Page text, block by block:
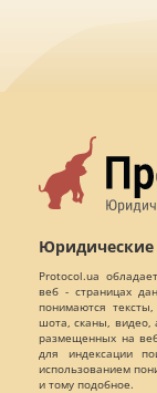
Юридические
Protocol.ua
веб - страницах
понимаются
шота, сканы, видео,
размещенных на
для индексации
использованием
и тому подобное.